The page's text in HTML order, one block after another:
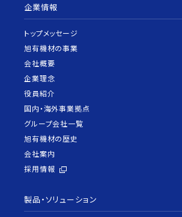
企業情報
トップメッセージ
旭有機材の事業
会社概要
企業理念
役員紹介
国内・海外事業拠点
グループ会社一覧
旭有機材の歴史
会社案内
採用情報
製品・ソリューション